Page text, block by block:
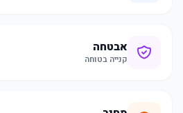
אבטחה
קנייה בטוחה